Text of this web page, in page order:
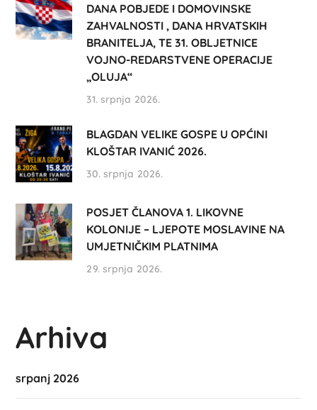
DANA POBJEDE I DOMOVINSKE
ZAHVALNOSTI , DANA HRVATSKIH
BRANITELJA, TE 31. OBLJETNICE
VOJNO-REDARSTVENE OPERACIJE
„OLUJA“
31. srpnja 2026.
BLAGDAN VELIKE GOSPE U OPĆINI
KLOŠTAR IVANIĆ 2026.
30. srpnja 2026.
POSJET ČLANOVA 1. LIKOVNE
KOLONIJE – LJEPOTE MOSLAVINE NA
UMJETNIČKIM PLATNIMA
29. srpnja 2026.
Arhiva
srpanj 2026